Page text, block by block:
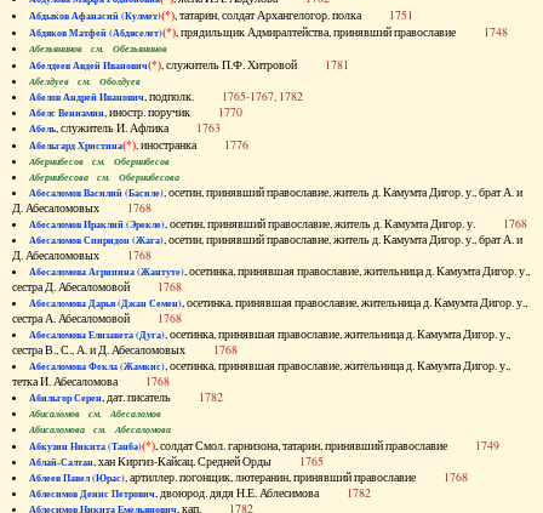
Абдыков Афанасий (Кулмет)(*), татарин, солдат Архангелогор. полка 1751
Абдяков Матфей (Абдяселет)(*), прядильщик Адмиралтейства, принявший православие 1748
Абезьянинов см. Обезьянинов
Абелдеев Авдей Иванович(*), служитель П.Ф. Хитровой 1781
Абелдуев см. Оболдуев
Абелов Андрей Иванович, подполк. 1765-1767, 1782
Абелс Вениамин, иностр. поручик 1770
Абель, служитель И. Афлика 1763
Абельгард Христина(*), иностранка 1776
Абернибесов см. Обернибесов
Абернибесова см. Обернибесова
Абесаломов Василий (Басиле), осетин, принявший православие, житель д. Камумта Дигор. у., брат А. и
Д. Абесаломовых 1768
Абесаломов Ираклий (Эрекле), осетин, принявший православие, житель д. Камумта Дигор. у. 1768
Абесаломов Спиридон (Жага), осетин, принявший православие, житель д. Камумта Дигор. у., брат А. и
Д. Абесаломовых 1768
Абесаломова Агрипина (Жантуте), осетинка, принявшая православие, жительница д. Камумта Дигор. у.,
сестра Д. Абесаломовой 1768
Абесаломова Дарья (Джан Семен), осетинка, принявшая православие, жительница д. Камумта Дигор. у.,
сестра А. Абесаломовой 1768
Абесаломова Елизавета (Дуга), осетинка, принявшая православие, жительница д. Камумта Дигор. у.,
сестра В., С., А. и Д. Абесаломовых 1768
Абесаломова Фекла (Жамкис), осетинка, принявшая православие, жительница д. Камумта Дигор. у.,
тетка И. Абесаломова 1768
Абильгор Серен, дат. писатель 1782
Абисаломов см. Абесаломов
Абисаломова см. Абесаломова
Абкузин Никита (Танба)(*), солдат Смол. гарнизона, татарин, принявший православие 1749
Аблай-Салтан, хан Киргиз-Кайсац. Средней Орды 1765
Аблеев Павел (Юрас), артиллер. погонщик, лютеранин, принявший православие 1768
Аблесимов Денис Петрович, двоюрод. дядя Н.Е. Аблесимова 1782
Аблесимов Никита Емельянович, кап. 1782